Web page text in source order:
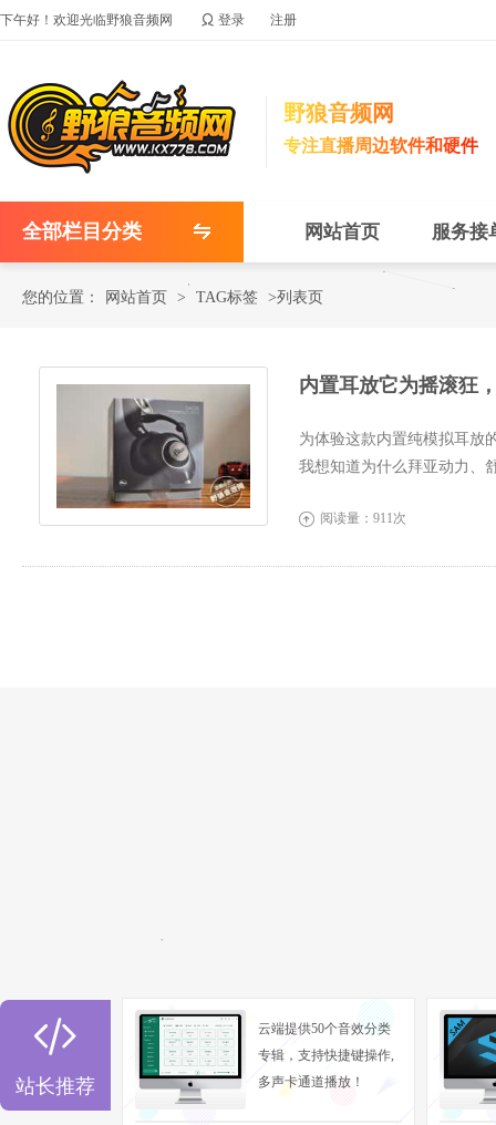
下午好！欢迎光临野狼音频网  登录 注册
野狼音频网
专注直播周边软件和硬件
全部栏目分类 网站首页 服务接
您的位置： 网站首页 > TAG标签 >列表页
内置耳放它为摇滚狂
为体验这款内置纯模拟耳放
我想知道为什么拜亚动力、
 阅读量：911次

站长推荐
云端提供50个音效分类
专辑，支持快捷键操作,
多声卡通道播放！